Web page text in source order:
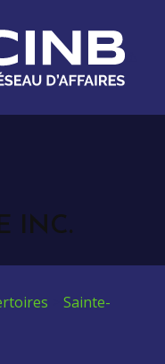
INC.
Sainte-